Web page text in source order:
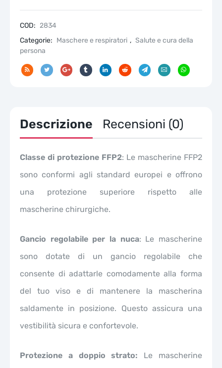
regolabile
la
quantità
COD: 2834
Categorie: Maschere e respiratori , Salute e cura della
persona
Descrizione Recensioni (0)
Classe di protezione FFP2: Le mascherine FFP2
sono conformi agli standard europei e offrono
una protezione superiore rispetto alle
mascherine chirurgiche.
Gancio regolabile per la nuca: Le mascherine
sono dotate di un gancio regolabile che
consente di adattarle comodamente alla forma
del tuo viso e di mantenere la mascherina
saldamente in posizione. Questo assicura una
vestibilità sicura e confortevole.
Protezione a doppio strato: Le mascherine